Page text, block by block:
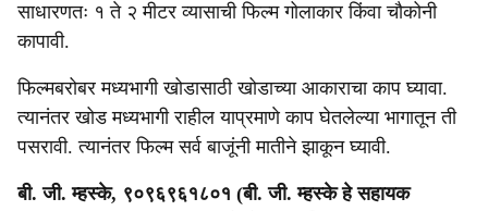
साधारणतः १ ते २ मीटर व्यासाची फिल्म गोलाकार किंवा चौकोनी
कापावी.
फिल्मबरोबर मध्यभागी खोडासाठी खोडाच्या आकाराचा काप घ्यावा.
त्यानंतर खोड मध्यभागी राहील याप्रमाणे काप घेतलेल्या भागातून ती
पसरावी. त्यानंतर फिल्म सर्व बाजूंनी मातीने झाकून घ्यावी.
बी. जी. म्हस्के, ९०९६९६१८०१ (बी. जी. म्हस्के हे सहायक